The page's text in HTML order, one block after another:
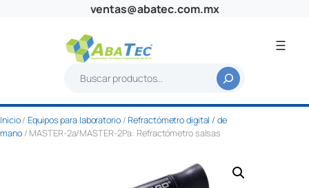
ventas@abatec.com.mx
s
c
a
Inicio/Equipos para laboratorio/Refractómetro digital / de
mano/ MASTER-2a/MASTER-2Pa: Refractómetro salsas